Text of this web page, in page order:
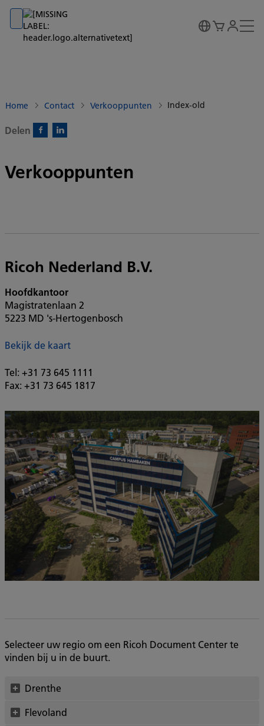
Go to banner
Go to content
Go to footer
Home Contact Verkooppunten Index-old
Delen
Verkooppunten
Ricoh Nederland B.V.
Hoofdkantoor
Magistratenlaan 2
5223 MD 's-Hertogenbosch
Bekijk de kaart
Tel: +31 73 645 1111
Fax: +31 73 645 1817
Selecteer uw regio om een Ricoh Document Center te
vinden bij u in de buurt.
Drenthe
Flevoland